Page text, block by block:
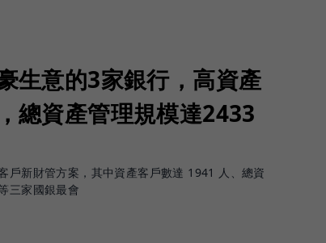
生意的3家銀行，高資產
總資產管理規模達2433
戶新財管方案，其中資產客戶數達 1941 人、總資
三家國銀最會